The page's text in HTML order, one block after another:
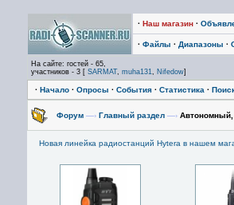
· Наш магазин ·
· Файлы · Диапазоны ·
На сайте: гостей - 65,
участников - 3 [ SARMAT, muha131, Nifedow]
· Начало · Опросы · События · Статистика ·
Форум —› Главный раздел —› Автономный,
Новая линейка радиостанций Hytera в нашем